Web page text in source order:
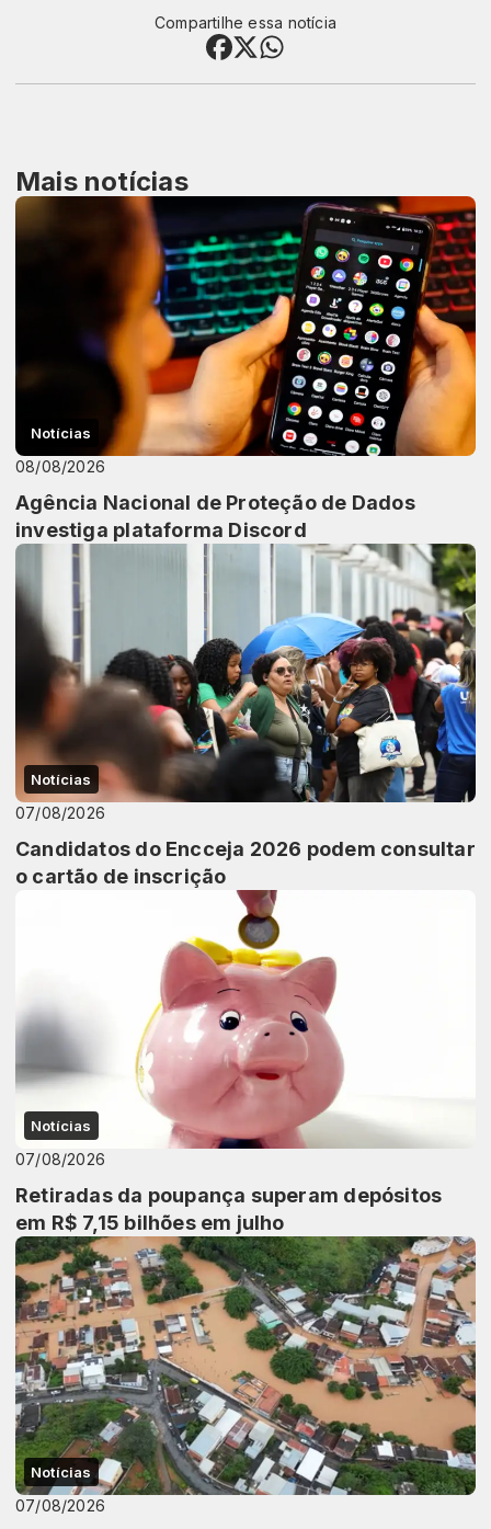
Compartilhe essa notícia
Mais notícias
Notícias
08/08/2026
Agência Nacional de Proteção de Dados
investiga plataforma Discord
Notícias
07/08/2026
Candidatos do Encceja 2026 podem consultar
o cartão de inscrição
Notícias
07/08/2026
Retiradas da poupança superam depósitos
em R$ 7,15 bilhões em julho
Notícias
07/08/2026